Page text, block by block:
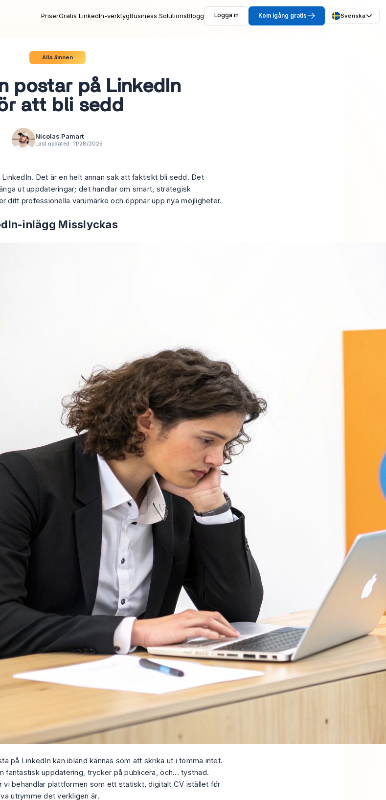
PriserGratis LinkedIn-verktygBusiness SolutionsBlogg Logga in Kom igång gratis Svenska
Alla ämnen
postar på LinkedIn
att bli sedd
Nicolas Pamart
Last updated: 11/28/2025
Det är en helt annan sak att faktiskt bli sedd. Det
ut uppdateringar; det handlar om smart, strategisk
ditt professionella varumärke och öppnar upp nya möjligheter.
inlägg Misslyckas
på LinkedIn kan ibland kännas som att skrika ut i tomma intet.
fantastisk uppdatering, trycker på publicera, och... tystnad.
vi behandlar plattformen som ett statiskt, digitalt CV istället för
utrymme det verkligen är.